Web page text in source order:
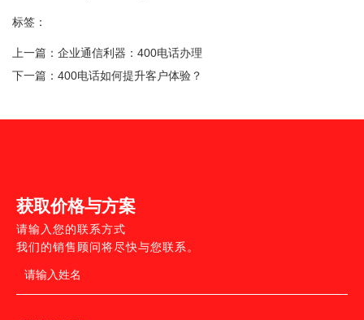
标签：
上一篇： 企业通信利器：400电话办理
下一篇： 400电话如何提升客户体验？
获取价格与方案
请输入您的联系方式
我们的销售顾问将尽快与您联系。